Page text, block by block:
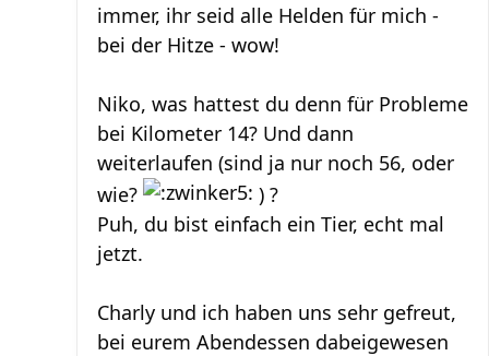
immer, ihr seid alle Helden für mich -
bei der Hitze - wow!
Niko, was hattest du denn für Probleme
bei Kilometer 14? Und dann
weiterlaufen (sind ja nur noch 56, oder
wie?
) ?
Puh, du bist einfach ein Tier, echt mal
jetzt.
Charly und ich haben uns sehr gefreut,
bei eurem Abendessen dabeigewesen